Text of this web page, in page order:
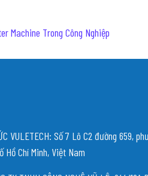
Machine Trong Công Nghiệp
VULETECH: Số 7 Lô C2 đường 659,
Hồ Chí Minh, Việt Nam